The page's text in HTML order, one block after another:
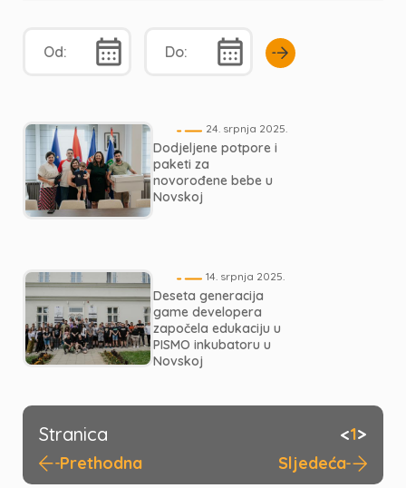
24. srpnja 2025.
Dodjeljene potpore i
paketi za
novorođene bebe u
Novskoj
14. srpnja 2025.
Deseta generacija
game developera
započela edukaciju u
PISMO inkubatoru u
Novskoj
Stranica <1>
Prethodna Sljedeća